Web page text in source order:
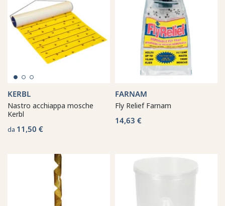
KERBL
Nastro acchiappa mosche
Kerbl
da 11,50 €
FARNAM
Fly Relief Farnam
14,63 €